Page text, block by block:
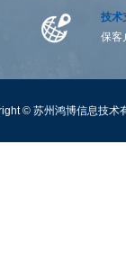
技术
保客
© 苏州鸿博信息技术